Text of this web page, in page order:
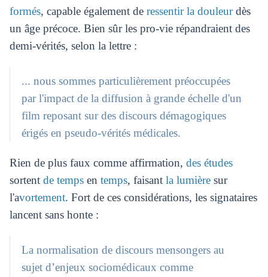
formés, capable également de ressentir la douleurdès
un âge précoce. Bien sûr les pro-vie répandraient des
demi-vérités, selon la lettre :
... nous sommes particulièrement préoccupées
par l'impact de la diffusion à grande échelle d'un
film reposant sur des discours démagogiques
érigés en pseudo-vérités médicales.
Rien de plus faux comme affirmation, des études
sortent de tempsen temps, faisant la lumièresur
l'avortement. Fort de ces considérations, les signataires
lancent sans honte :
La normalisation de discours mensongers au
sujet d’enjeux sociomédicaux comme